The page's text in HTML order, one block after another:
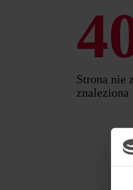
Strona nie
znaleziona